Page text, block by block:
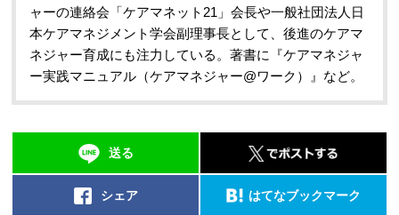
ャーの連絡会「ケアマネット21」会長や一般社団法人日
本ケアマネジメント学会副理事長として、後進のケアマ
ネジャー育成にも注力している。著書に『ケアマネジャ
ー実践マニュアル（ケアマネジャー@ワーク）』など。
送る
シェア はてなブックマーク